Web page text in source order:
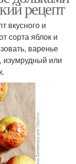
рецепт
вкусного и
сорта яблок и
варенье
изумрудный или